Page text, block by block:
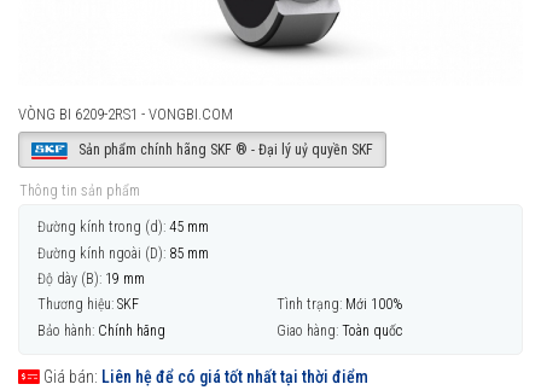
VÒNG BI 6209-2RS1 - VONGBI.COM
Sản phẩm chính hãng SKF ® - Đại lý uỷ quyền SKF
Thông tin sản phẩm
Đường kính trong (d): 45 mm
Đường kính ngoài (D): 85 mm
Độ dày (B): 19 mm
Thương hiệu: SKF Tình trạng: Mới 100%
Bảo hành: Chính hãng Giao hàng: Toàn quốc
Giá bán: Liên hệ để có giá tốt nhất tại thời điểm